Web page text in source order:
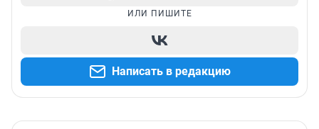
ИЛИ ПИШИТЕ
Написать в редакцию